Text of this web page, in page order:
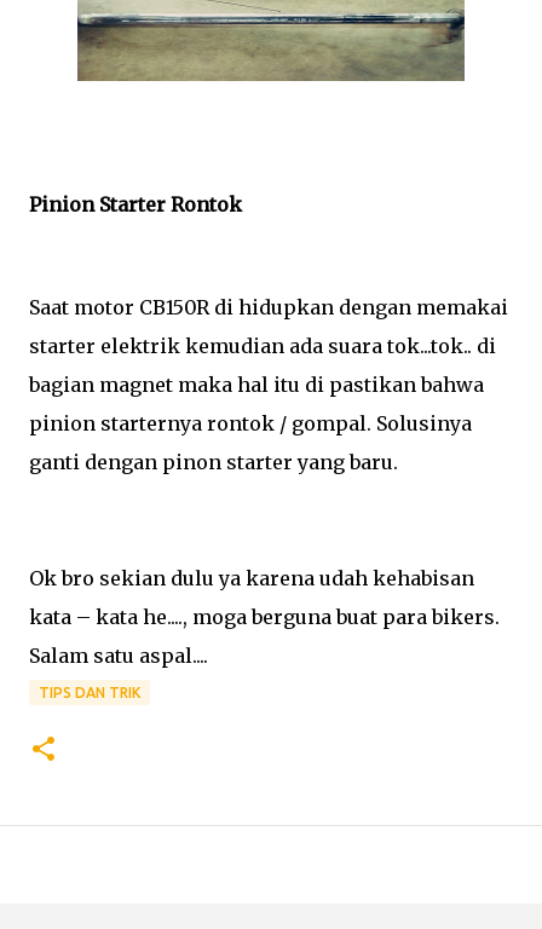
Pinion Starter Rontok
Saat motor CB150R di hidupkan dengan memakai
starter elektrik kemudian ada suara tok...tok.. di
bagian magnet maka hal itu di pastikan bahwa
pinion starternya rontok / gompal. Solusinya
ganti dengan pinon starter yang baru.
Ok bro sekian dulu ya karena udah kehabisan
kata – kata he...., moga berguna buat para bikers.
Salam satu aspal....
TIPS DAN TRIK